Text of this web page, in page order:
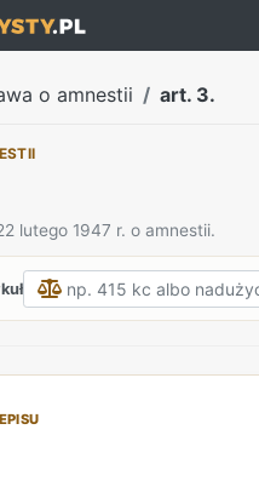
o amnestii art. 3.
lutego 1947 r. o amnestii.